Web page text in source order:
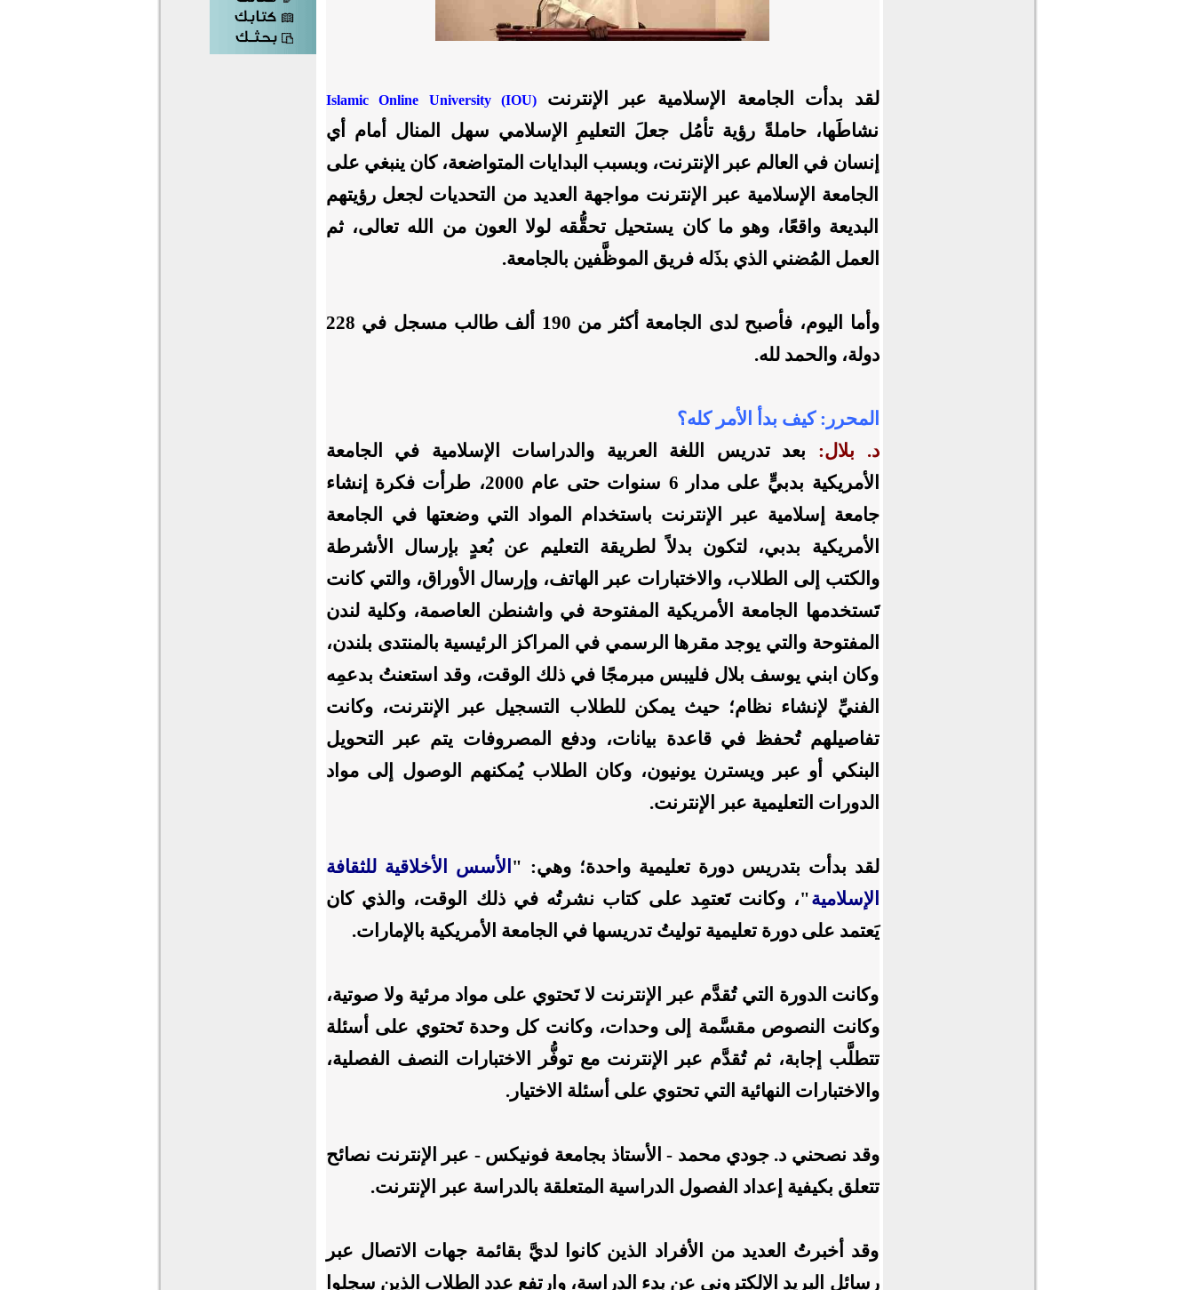
لقد بدأت الجامعة الإسلامية عبر الإنترنت (Islamic Online University (IOU
نشاطَها، حاملةً رؤية تأمُل جعلَ التعليمِ الإسلامي سهل المنال أمام أي
إنسان في العالم عبر الإنترنت، وبسبب البدايات المتواضعة، كان ينبغي على
الجامعة الإسلامية عبر الإنترنت مواجهة العديد من التحديات لجعل رؤيتهم
البديعة واقعًا، وهو ما كان يستحيل تحقُّقه لولا العون من الله تعالى، ثم
العمل المُضني الذي بذَله فريق الموظَّفين بالجامعة.
وأما اليوم، فأصبح لدى الجامعة أكثر من 190 ألف طالب مسجل في 228
دولة، والحمد لله.
المحرر: كيف بدأ الأمر كله؟
د. بلال: بعد تدريس اللغة العربية والدراسات الإسلامية في الجامعة
الأمريكية بدبيٍّ على مدار 6 سنوات حتى عام 2000، طرأت فكرة إنشاء
جامعة إسلامية عبر الإنترنت باستخدام المواد التي وضعتها في الجامعة
الأمريكية بدبي، لتكون بدلاً لطريقة التعليم عن بُعدٍ بإرسال الأشرطة
والكتب إلى الطلاب، والاختبارات عبر الهاتف، وإرسال الأوراق، والتي كانت
تَستخدمها الجامعة الأمريكية المفتوحة في واشنطن العاصمة، وكلية لندن
المفتوحة والتي يوجد مقرها الرسمي في المراكز الرئيسية بالمنتدى بلندن،
وكان ابني يوسف بلال فليبس مبرمجًا في ذلك الوقت، وقد استعنتُ بدعمِه
الفنيِّ لإنشاء نظام؛ حيث يمكن للطلاب التسجيل عبر الإنترنت، وكانت
تفاصيلهم تُحفظ في قاعدة بيانات، ودفع المصروفات يتم عبر التحويل
البنكي أو عبر ويسترن يونيون، وكان الطلاب يُمكنهم الوصول إلى مواد
الدورات التعليمية عبر الإنترنت.
لقد بدأت بتدريس دورة تعليمية واحدة؛ وهي: " الأسس الأخلاقية للثقافة
الإسلامية"، وكانت تَعتمِد على كتاب نشرتُه في ذلك الوقت، والذي كان
يَعتمد على دورة تعليمية توليتُ تدريسها في الجامعة الأمريكية بالإمارات.
وكانت الدورة التي تُقدَّم عبر الإنترنت لا تَحتوي على مواد مرئية ولا صوتية،
وكانت النصوص مقسَّمة إلى وحدات، وكانت كل وحدة تَحتوي على أسئلة
تتطلَّب إجابة، ثم تُقدَّم عبر الإنترنت مع توفُّر الاختبارات النصف الفصلية،
والاختبارات النهائية التي تحتوي على أسئلة الاختيار.
وقد نصحني د. جودي محمد - الأستاذ بجامعة فونيكس - عبر الإنترنت نصائح
تتعلق بكيفية إعداد الفصول الدراسية المتعلقة بالدراسة عبر الإنترنت.
وقد أخبرتُ العديد من الأفراد الذين كانوا لديَّ بقائمة جهات الاتصال عبر
رسائل البريد الإلكتروني عن بدء الدراسة، وارتفع عدد الطلاب الذين سجلوا